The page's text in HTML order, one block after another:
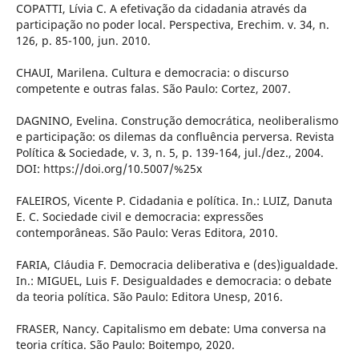
COPATTI, Lívia C. A efetivação da cidadania através da
participação no poder local. Perspectiva, Erechim. v. 34, n.
126, p. 85-100, jun. 2010.
CHAUI, Marilena. Cultura e democracia: o discurso
competente e outras falas. São Paulo: Cortez, 2007.
DAGNINO, Evelina. Construção democrática, neoliberalismo
e participação: os dilemas da confluência perversa. Revista
Política & Sociedade, v. 3, n. 5, p. 139-164, jul./dez., 2004.
DOI: https://doi.org/10.5007/%25x
FALEIROS, Vicente P. Cidadania e política. In.: LUIZ, Danuta
E. C. Sociedade civil e democracia: expressões
contemporâneas. São Paulo: Veras Editora, 2010.
FARIA, Cláudia F. Democracia deliberativa e (des)igualdade.
In.: MIGUEL, Luis F. Desigualdades e democracia: o debate
da teoria política. São Paulo: Editora Unesp, 2016.
FRASER, Nancy. Capitalismo em debate: Uma conversa na
teoria crítica. São Paulo: Boitempo, 2020.